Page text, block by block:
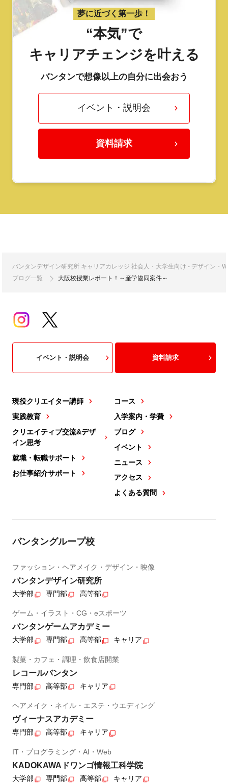
夢に近づく第一歩！
“本気”で
キャリアチェンジを叶える
バンタンで想像以上の自分に出会おう
イベント・説明会
資料請求
バンタンデザイン研究所 キャリアカレッジ 社会人・大学生向け - デザイン・
ブログ一覧
大阪校授業レポート！～産学協同案件～
現役クリエイター講師
実践教育
クリエイティブ交流&デザ
イン思考
就職・転職サポート
お仕事紹介サポート
コース
入学案内・学費
ブログ
イベント
ニュース
アクセス
よくある質問
イベント・説明会 資料請求
バンタングループ校
ファッション・ヘアメイク・デザイン・映像
バンタンデザイン研究所
大学部 専門部 高等部
ゲーム・イラスト・CG・eスポーツ
バンタンゲームアカデミー
大学部 専門部 高等部 キャリア
製菓・カフェ・調理・飲食店開業
レコールバンタン
専門部 高等部 キャリア
ヘアメイク・ネイル・エステ・ウエディング
ヴィーナスアカデミー
専門部 高等部 キャリア
IT・プログラミング・AI・Web
KADOKAWAドワンゴ情報工科学院
大学部 専門部 高等部 キャリア